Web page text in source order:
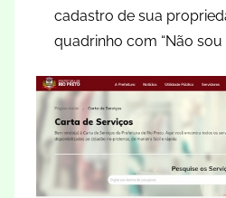
cadastro de sua
quadrinho com “Não sou